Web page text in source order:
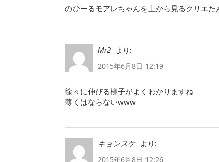
のびーるモアレちゃんを上から見るクリエ
Mr2
より:
2015年6月8日 12:19
徐々に伸びる様子がよくわかりますね
薄くはならないwww
キョンスケ
より:
2015年6月8日 12:26